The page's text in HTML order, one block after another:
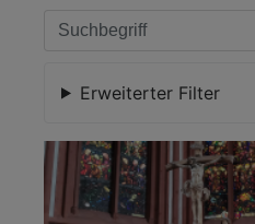
Erweiterter Filter